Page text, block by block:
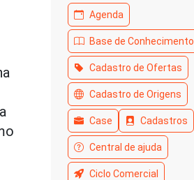
Ciclo Comercial
Central de ajuda
Case Cadastros
Cadastro de Origens
Cadastro de Ofertas
Base de Conhecimento
Agenda